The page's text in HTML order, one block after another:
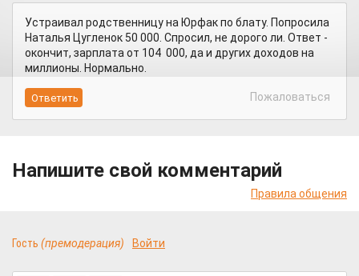
Устраивал родственницу на Юрфак по блату. Попросила
Наталья Цугленок 50 000. Спросил, не дорого ли. Ответ -
окончит, зарплата от 104 000, да и других доходов на
миллионы. Нормально.
Пожаловаться
Напишите свой комментарий
Правила общения
Гость (премодерация) Войти